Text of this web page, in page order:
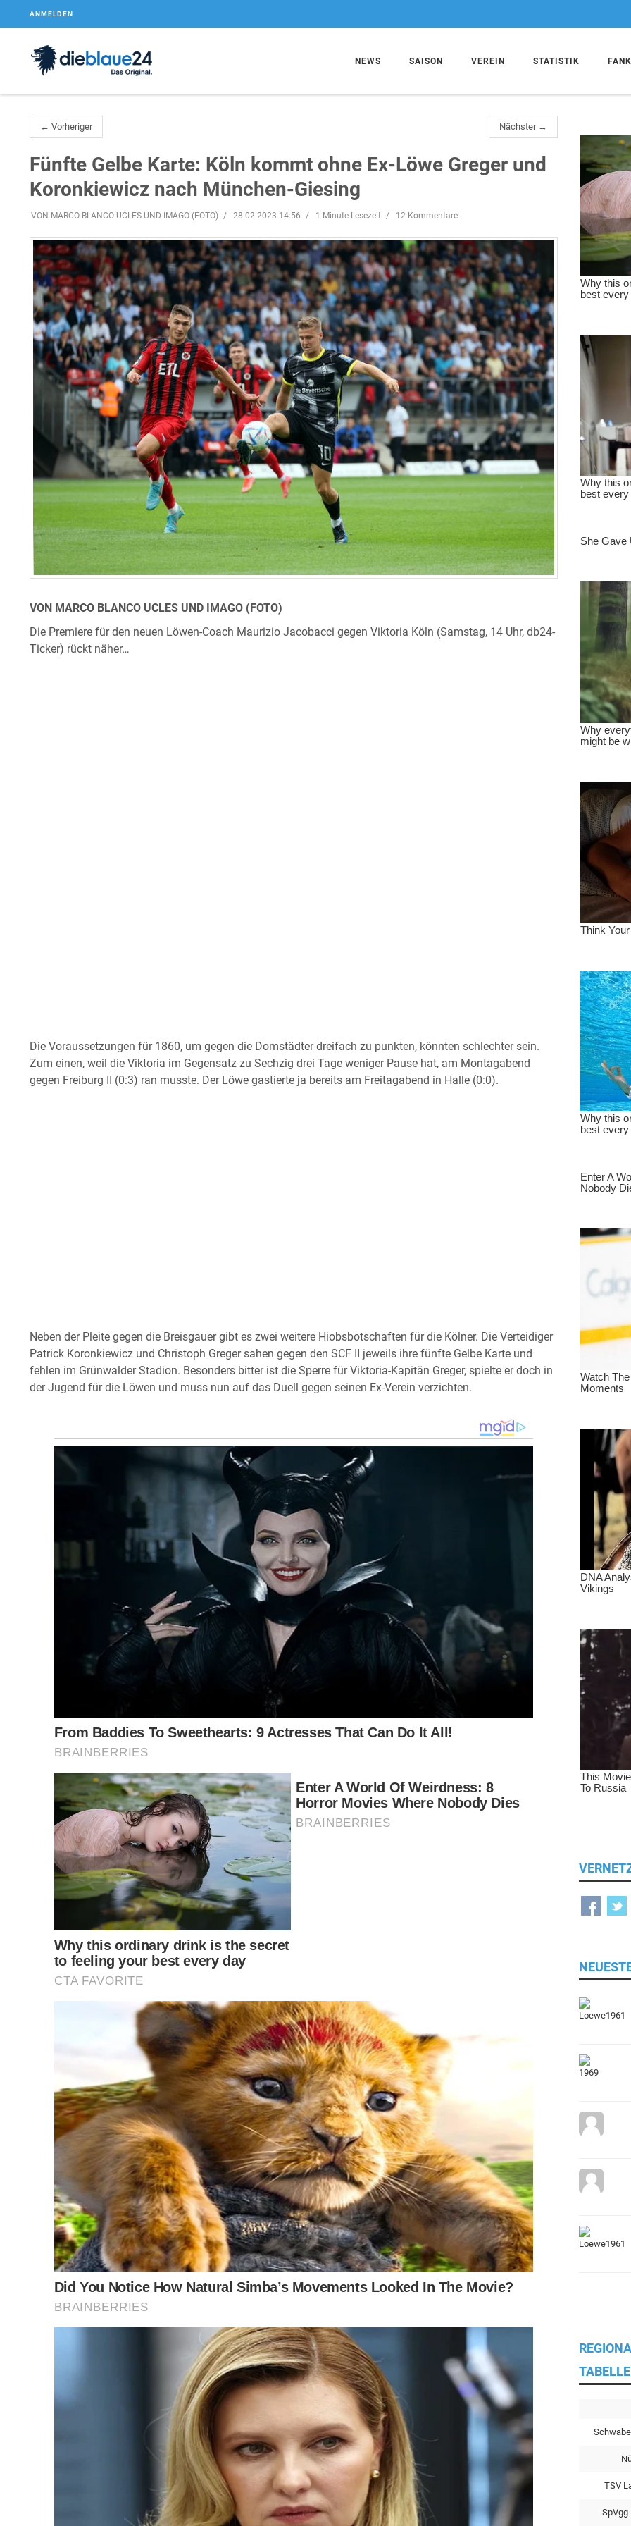
ANMELDEN
NEWS SAISON VEREIN STATISTIK
← Vorheriger Nächster →
Fünfte Gelbe Karte: Köln kommt ohne Ex-Löwe Greger und
Koronkiewicz nach München-Giesing
VON MARCO BLANCO UCLES UND IMAGO (FOTO) 28.02.2023 14:56 1 Minute Lesezeit 12 Kommentare
VON MARCO BLANCO UCLES UND IMAGO (FOTO)
Die Premiere für den neuen Löwen-Coach Maurizio Jacobacci gegen Viktoria Köln (Samstag, 14 Uhr, db24-
Ticker) rückt näher…
Die Voraussetzungen für 1860, um gegen die Domstädter dreifach zu punkten, könnten schlechter sein.
Zum einen, weil die Viktoria im Gegensatz zu Sechzig drei Tage weniger Pause hat, am Montagabend
gegen Freiburg II (0:3) ran musste. Der Löwe gastierte ja bereits am Freitagabend in Halle (0:0).
Neben der Pleite gegen die Breisgauer gibt es zwei weitere Hiobsbotschaften für die Kölner. Die Verteidiger
Patrick Koronkiewicz und Christoph Greger sahen gegen den SCF II jeweils ihre fünfte Gelbe Karte und
fehlen im Grünwalder Stadion. Besonders bitter ist die Sperre für Viktoria-Kapitän Greger, spielte er doch in
der Jugend für die Löwen und muss nun auf das Duell gegen seinen Ex-Verein verzichten.
TABELLE
TSV
SpVgg